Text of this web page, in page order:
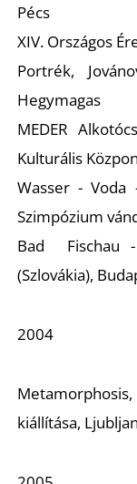
Pécs
XIV. Országos
Portrék,
Hegymagas
MEDER
Kulturális
Wasser - Voda
Szimpózium
Bad Fischau -
(Szlovákia),
2004
Metamorphosis
kiállítása,